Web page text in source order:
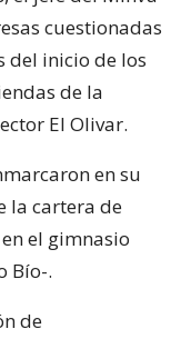
cuestionadas
del inicio de los
de la
El Olivar.
en su
la cartera de
el gimnasio
Bío-.
de